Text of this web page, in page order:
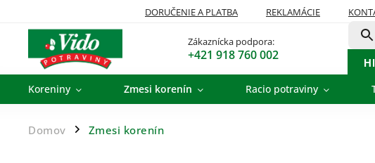
DORUČENIE A PLATBA REKLAMÁCIE
Zákaznícka podpora:
+421 918 760 002
Koreniny Zmesi korenín Racio potraviny
Domov / Zmesi korenín